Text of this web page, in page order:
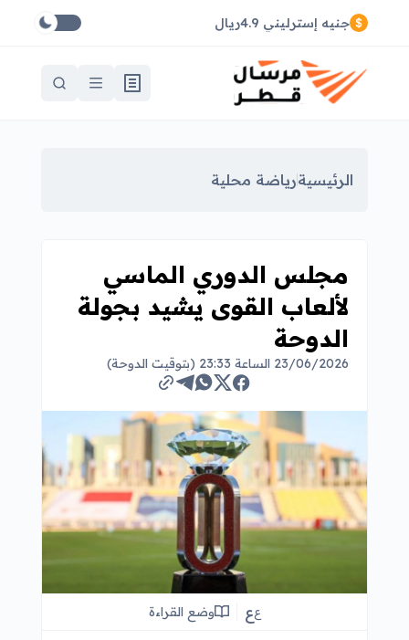
جنيه إسترليني 4.9ريال
الرئيسيةرياضة محلية
مجلس الدوري الماسي
لألعاب القوى يشيد بجولة
الدوحة
23/06/2026 الساعة 23:33 (بتوقيت الدوحة)
عع وضع القراءة